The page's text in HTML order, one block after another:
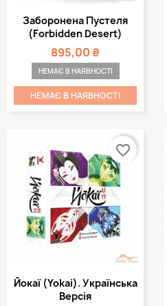
Заборонена Пустеля
(Forbidden Desert)
895,00 ₴
НЕМАЄ В НАЯВНОСТІ
НЕМАЄ В НАЯВНОСТІ
Йокаї (Yokai). Українська
Версія
favorite_border